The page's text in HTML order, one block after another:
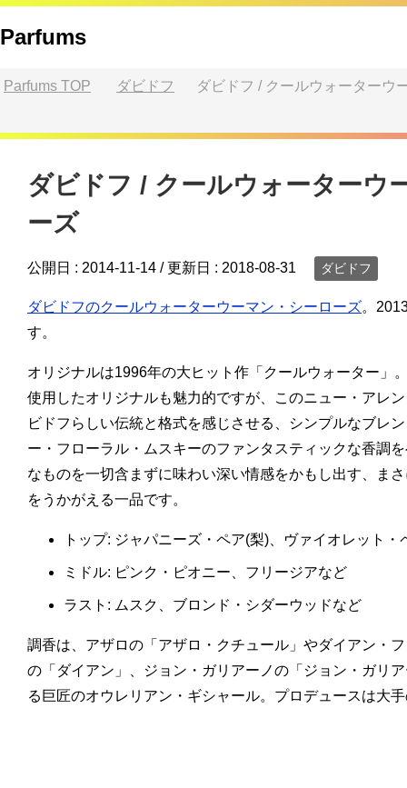
Parfums
Parfums TOP ダビドフ ダビドフ / クールウォーターウ
ダビドフ / クールウォーターウ
ーズ
公開日 : 2014-11-14 / 更新日 : 2018-08-31 ダビドフ
ダビドフのクールウォーターウーマン・シーローズ。
す。
オリジナルは1996年の大ヒット作「クールウォーター」
使用したオリジナルも魅力的ですが、このニュー・アレ
ビドフらしい伝統と格式を感じさせる、シンプルなブレ
ー・フローラル・ムスキーのファンタスティックな香調
なものを一切含まずに味わい深い情感をかもし出す、ま
をうかがえる一品です。
トップ: ジャパニーズ・ペア(梨)、ヴァイオレット・
ミドル: ピンク・ピオニー、フリージアなど
ラスト: ムスク、ブロンド・シダーウッドなど
調香は、アザロの「アザロ・クチュール」やダイアン・
の「ダイアン」、ジョン・ガリアーノの「ジョン・ガリ
る巨匠のオウレリアン・ギシャール。プロデュースは大